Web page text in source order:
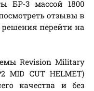
БР-3 массой 1800
отзывы в
решения перейти на
Revision Military
MID CUT HELMET)
качества и без